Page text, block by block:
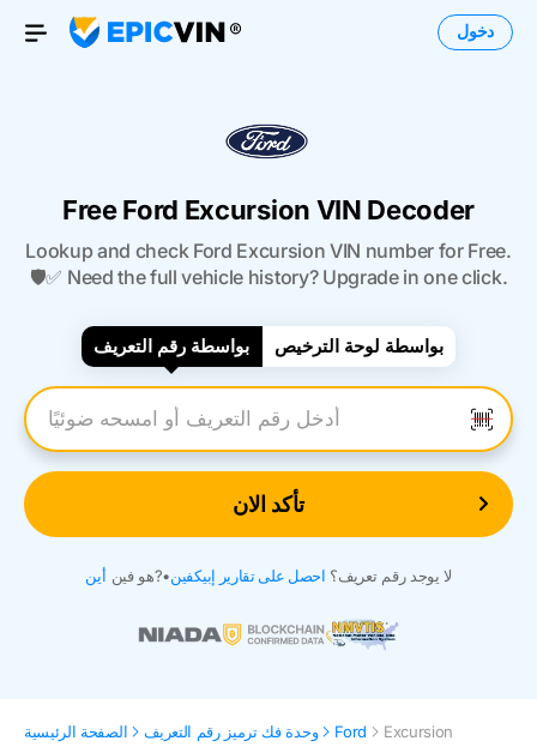
Open Menu
دخول
Free Ford Excursion VIN Decoder
Lookup and check Ford Excursion VIN number for Free.
🛡️✅ Need the full vehicle history? Upgrade in one click.
بواسطة رقم التعريف بواسطة لوحة الترخيص
أدخل رقم التعريف
تأكد الان
أين هو فين?• لا يوجد رقم تعريف؟ احصل على تقارير إبيكفين
الصفحة الرئيسية وحدة فك ترميز رقم التعريف Ford Excursion